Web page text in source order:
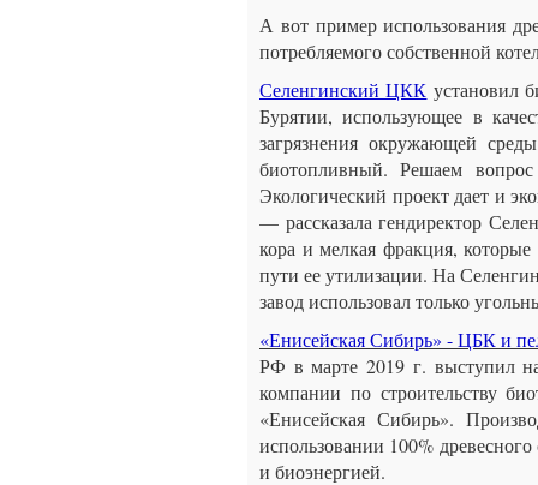
А вот пример использования
потребляемого собственной
Селенгинский ЦКК установил
Бурятии, использующее в
загрязнения окружающей
биотопливный. Решаем
Экологический проект дает и
— рассказала гендиректор
кора и мелкая фракция,
пути ее утилизации. На
завод использовал только
«Енисейская Сибирь» - ЦБК и
РФ в марте 2019 г. выступил
компании по строительству
«Енисейская Сибирь».
использовании 100%
и биоэнергией.